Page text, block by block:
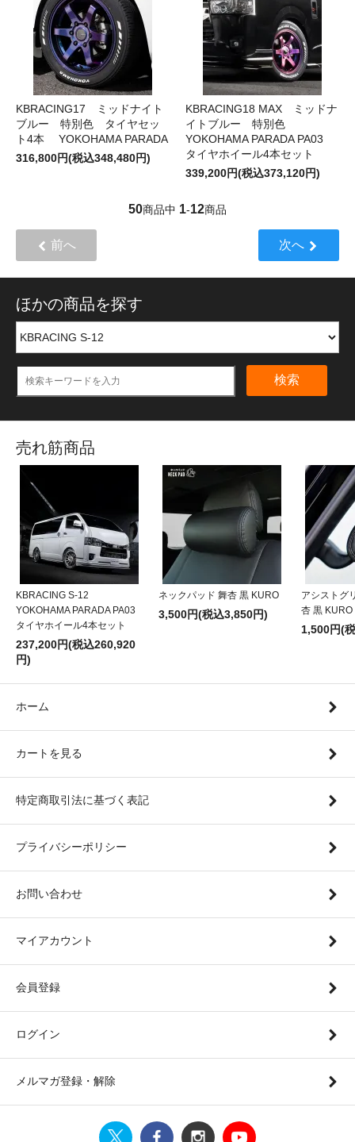
KBRACING17 ミッドナイト
ブルー 特別色 タイヤセッ
ト4本 YOKOHAMA PARADA
316,800円(税込348,480円)
KBRACING18 MAX ミッドナ
イトブルー 特別色
YOKOHAMA PARADA PA03
タイヤホイール4本セット
339,200円(税込373,120円)
50商品中 1-12商品
前へ 次へ
ほかの商品を探す
検索
売れ筋商品
KBRACING S-12
YOKOHAMA PARADA PA03
タイヤホイール4本セット
237,200円(税込260,920
円)
ネックパッド 舞杏 黒 KURO
3,500円(税込3,850円)
アシストグ
杏 黒 KURO
1,500円(
ホーム
カートを見る
特定商取引法に基づく表記
プライバシーポリシー
お問い合わせ
マイアカウント
会員登録
ログイン
メルマガ登録・解除